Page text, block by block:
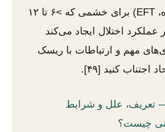
درمان سوگ پیچیده، EFT) برای خشمی که >۶ تا ۱۲
عملکرد اختلال ایجاد می‌کند
مهم و ارتباطات با ریسک
کنید [۴۹].
تعریف، علل و شرایط